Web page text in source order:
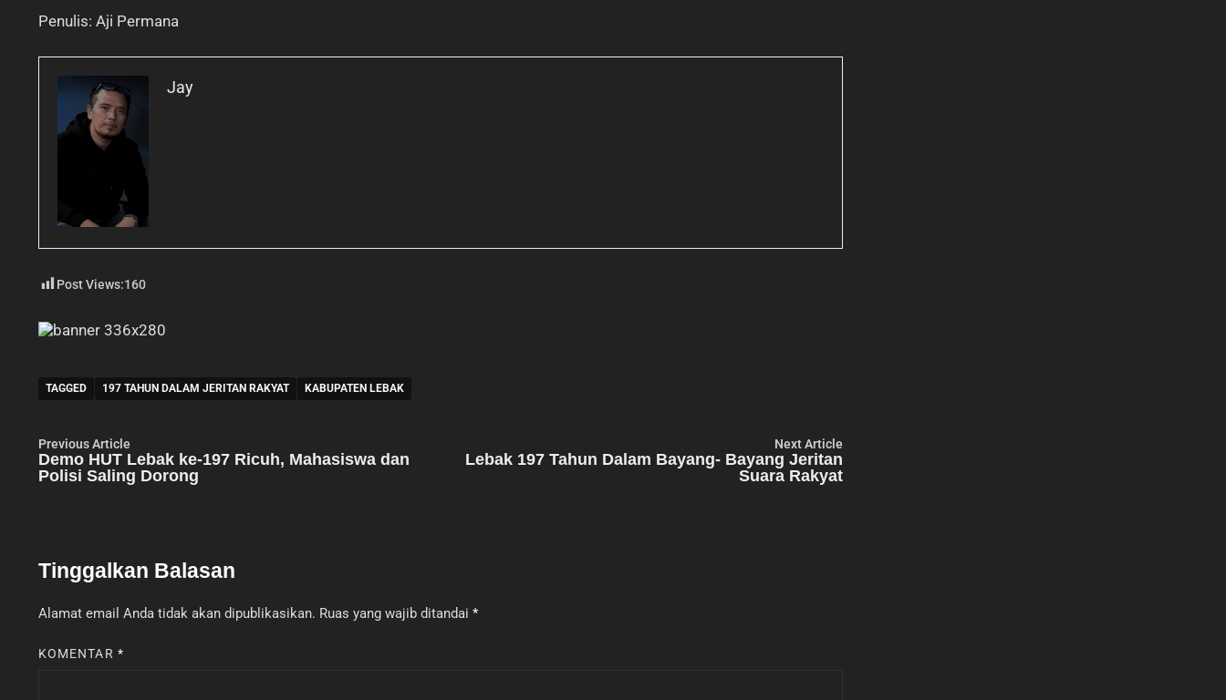
Penulis: Aji Permana
Jay
Post Views:160
TAGGED 197 TAHUN DALAM JERITAN RAKYAT KABUPATEN LEBAK
Navigasi
pos
Previous Article
article:
Demo HUT Lebak ke-197 Ricuh, Mahasiswa dan
Polisi Saling Dorong
Next Article
Lebak 197 Tahun Dalam Bayang- Bayang Jeritan
Suara Rakyat
Tinggalkan Balasan
Alamat email Anda tidak akan dipublikasikan. Ruas yang wajib ditandai *
KOMENTAR *